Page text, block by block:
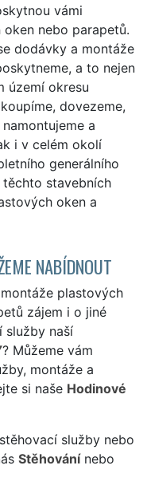
vámi
nebo parapetů.
dodávky a montáže
a to nejen
území okresu
dovezeme,
a
i v celém okolí
generálního
stavebních
oken a
NABÍDNOUT
plastových
zájem i o jiné
služby naší
? Můžeme vám
montáže a
si naše Hodinové
služby nebo
Stěhovánínebo